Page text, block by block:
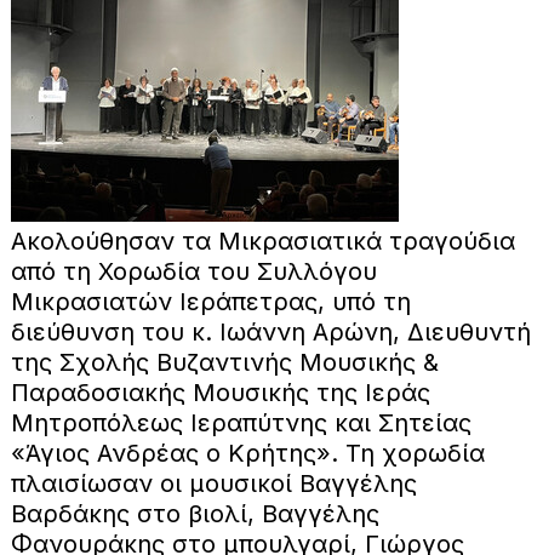
Ακολούθησαν τα Μικρασιατικά τραγούδια
από τη Χορωδία του Συλλόγου
Μικρασιατών Ιεράπετρας, υπό τη
διεύθυνση του κ. Ιωάννη Αρώνη, Διευθυντή
της Σχολής Βυζαντινής Μουσικής &
Παραδοσιακής Μουσικής της Ιεράς
Μητροπόλεως Ιεραπύτνης και Σητείας
«Άγιος Ανδρέας ο Κρήτης». Τη χορωδία
πλαισίωσαν οι μουσικοί Βαγγέλης
Βαρδάκης στο βιολί, Βαγγέλης
Φανουράκης στο μπουλγαρί, Γιώργος